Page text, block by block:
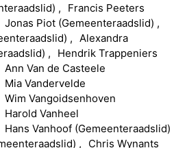
) Francis Peeters
Jonas Piot (Gemeenteraadslid)
)
Alexandra
) Hendrik Trappeniers
Ann Van de Casteele
Mia Vandervelde
Wim Vangoidsenhoven
Harold Vanheel
Hans Vanhoof (Gemeenteraadslid)
) Chris Wynants